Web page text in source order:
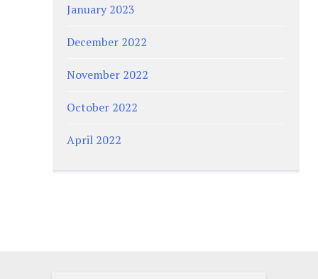
January 2023
December 2022
November 2022
October 2022
April 2022